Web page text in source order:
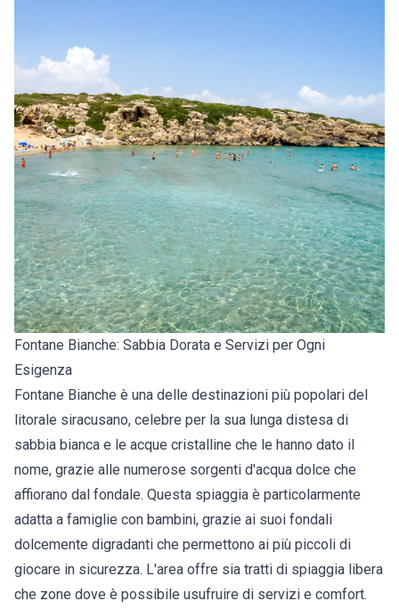
Fontane Bianche: Sabbia Dorata e Servizi per Ogni
Esigenza
Fontane Bianche è una delle destinazioni più popolari del
litorale siracusano, celebre per la sua lunga distesa di
sabbia bianca e le acque cristalline che le hanno dato il
nome, grazie alle numerose sorgenti d'acqua dolce che
affiorano dal fondale. Questa spiaggia è particolarmente
adatta a famiglie con bambini, grazie ai suoi fondali
dolcemente digradanti che permettono ai più piccoli di
giocare in sicurezza. L'area offre sia tratti di spiaggia libera
che zone dove è possibile usufruire di servizi e comfort.